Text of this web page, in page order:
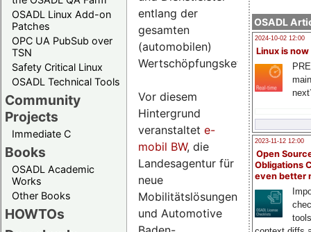
OSADL Linux Add-on
Patches
OPC UA PubSub over
TSN
Safety Critical Linux
OSADL Technical Tools
Community
Projects
Immediate C
Books
OSADL Academic
Works
Other Books
HOWTOs
OSADL
2024-10-02 12:00
Linux is now
2023-11-12 12:00
Open
Obligations
even better
entlang der
gesamten
(automobilen)
Wertschöpfungskette.
Vor diesem
Hintergrund
veranstaltet e-
mobil BW, die
Landesagentur für
neue
Mobilitätslösungen
und Automotive